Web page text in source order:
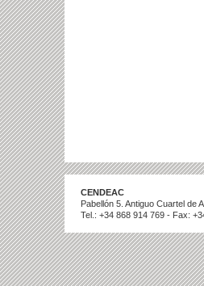
CENDEAC
Pabellón 5. Antiguo Cuartel de
Tel.: +34 868 914 769 - Fax: